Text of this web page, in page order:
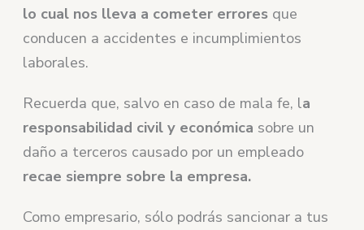
lo cual nos lleva a cometer errores que
conducen a accidentes e incumplimientos
laborales.
Recuerda que, salvo en caso de mala fe, la
responsabilidad civil y económica sobre un
daño a terceros causado por un empleado
recae siempre sobre la empresa.
Como empresario, sólo podrás sancionar a tus